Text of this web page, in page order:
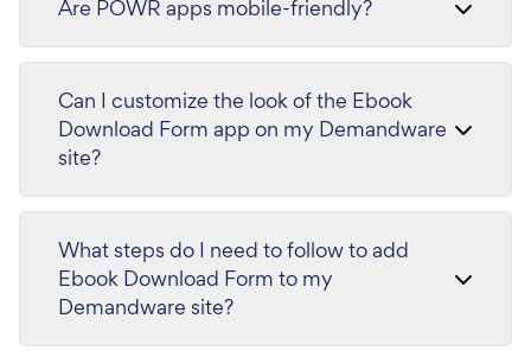
Are POWR apps mobile-friendly?
Can I customize the look of the Ebook
Download Form app on my Demandware
site?
What steps do I need to follow to add
Ebook Download Form to my
Demandware site?